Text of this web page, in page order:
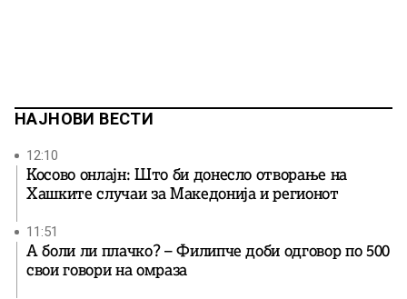
НАЈНОВИ ВЕСТИ
12:10
Косово онлајн: Што би донесло отворање на
Хашките случаи за Македонија и регионот
11:51
А боли ли плачко? – Филипче доби одговор по 500
свои говори на омраза